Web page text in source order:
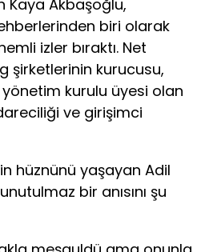
Kaya Akbaşoğlu,
biri olarak
izler bıraktı. Net
şirketlerinin kurucusu,
yönetim kurulu üyesi olan
ve girişimci
hüznünü yaşayan Adil
bir anısını şu